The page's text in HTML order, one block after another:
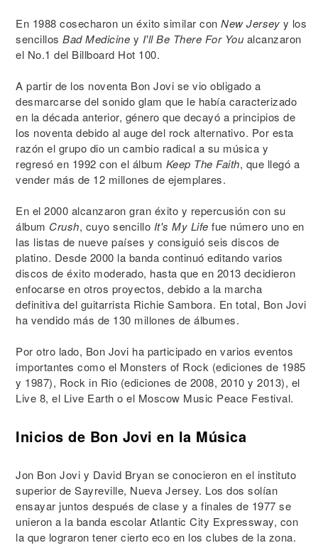
En 1988 cosecharon un éxito similar con New Jersey y los
sencillos Bad Medicine y I'll Be There For You alcanzaron
el No.1 del Billboard Hot 100.
A partir de los noventa Bon Jovi se vio obligado a
desmarcarse del sonido glam que le había caracterizado
en la década anterior, género que decayó a principios de
los noventa debido al auge del rock alternativo. Por esta
razón el grupo dio un cambio radical a su música y
regresó en 1992 con el álbum Keep The Faith, que llegó a
vender más de 12 millones de ejemplares.
En el 2000 alcanzaron gran éxito y repercusión con su
álbum Crush, cuyo sencillo It's My Life fue número uno en
las listas de nueve países y consiguió seis discos de
platino. Desde 2000 la banda continuó editando varios
discos de éxito moderado, hasta que en 2013 decidieron
enfocarse en otros proyectos, debido a la marcha
definitiva del guitarrista Richie Sambora. En total, Bon Jovi
ha vendido más de 130 millones de álbumes.
Por otro lado, Bon Jovi ha participado en varios eventos
importantes como el Monsters of Rock (ediciones de 1985
y 1987), Rock in Rio (ediciones de 2008, 2010 y 2013), el
Live 8, el Live Earth o el Moscow Music Peace Festival.
Inicios de Bon Jovi en la Música
Jon Bon Jovi y David Bryan se conocieron en el instituto
superior de Sayreville, Nueva Jersey. Los dos solían
ensayar juntos después de clase y a finales de 1977 se
unieron a la banda escolar Atlantic City Expressway, con
la que lograron tener cierto eco en los clubes de la zona.